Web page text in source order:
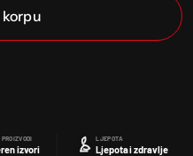
korpu
PROIZVODI
izvori
LJEPOTA
Ljepota i zdravlje